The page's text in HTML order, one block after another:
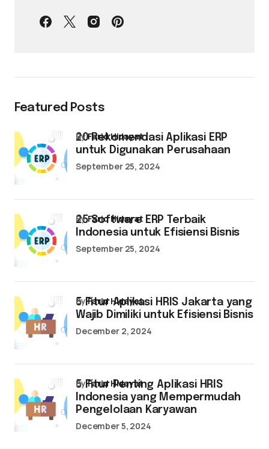
Featured Posts
20 Rekomendasi Aplikasi ERP
untuk Digunakan Perusahaan
byFarid Hidayat
September 25, 2024
25 Software ERP Terbaik
Indonesia untuk Efisiensi Bisnis
byFarid Hidayat
September 25, 2024
5 Fitur Aplikasi HRIS Jakarta yang
Wajib Dimiliki untuk Efisiensi Bisnis
byFarid Hidayat
December 2, 2024
5 Fitur Penting Aplikasi HRIS
Indonesia yang Mempermudah
Pengelolaan Karyawan
byFarid Hidayat
December 5, 2024